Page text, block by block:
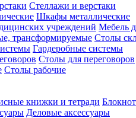
Стеллажи и верстаки
Шкафы металлические
Мебель
Столы
Гардеробные системы
Столы для переговоров
Столы рабочие
Деловые аксессуары